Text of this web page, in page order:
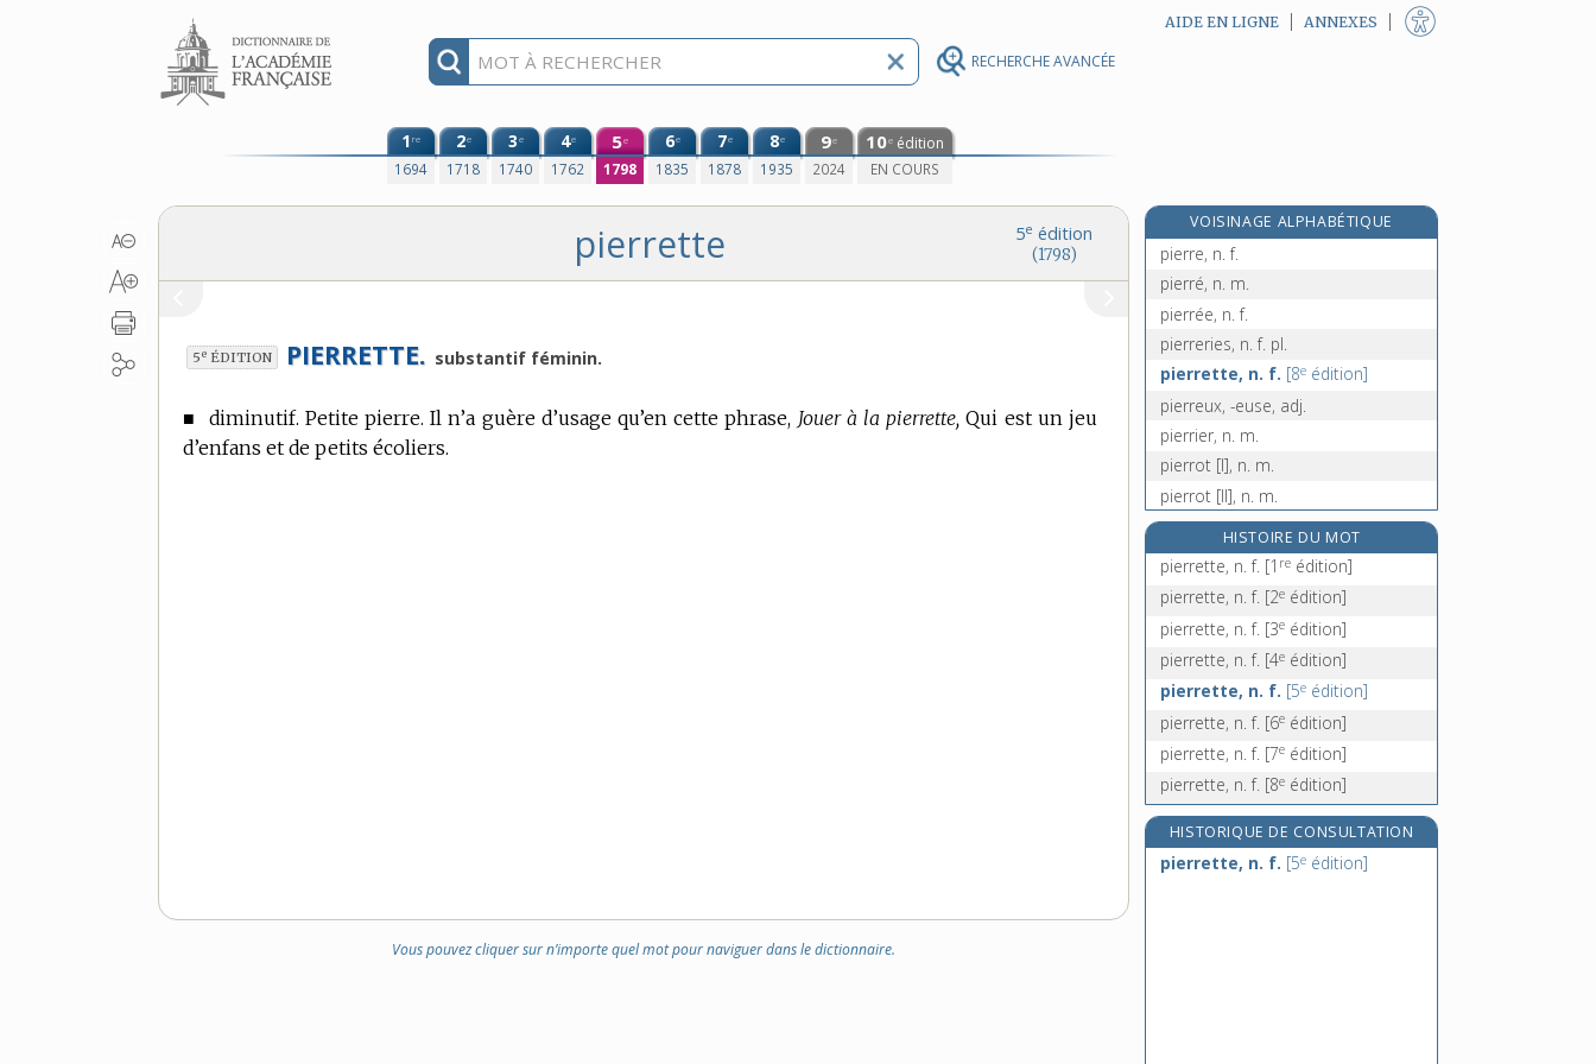
RECHERCHE AVANCÉE
Aller au contenu AIDE EN LIGNE ANNEXES
1re
1694
2e
1718
3e
1740
4e
1762
5e
1798
6e
1835
7e
1878
8e
1935
9e
2024
10e édition
EN COURS
5e édition
(1798)
pierrette
5e ÉDITION PIERRETTE. substantif féminin.
■ diminutif. Petite pierre. Il n’a guère d’usage qu’en cette phrase, Jouer à la pierrette, Qui est un jeu
d’enfans et de petits écoliers.
Vous pouvez cliquer sur n’importe quel mot pour naviguer dans le dictionnaire.
VOISINAGE ALPHABÉTIQUE
pierraille, n. f.
pierre, n. f.
pierré, n. m.
pierrée, n. f.
pierreries, n. f. pl.
pierrette, n. f. [8e édition]
pierreux, -euse, adj.
pierrier, n. m.
pierrot [I], n. m.
pierrot [II], n. m.
pierrures, n. f. pl.
piéta, n. f.
pietà, n. f. inv.
piété, n. f.
HISTOIRE DU MOT
pierrette, n. f. [1 re édition]
pierrette, n. f. [2e édition]
pierrette, n. f. [3e édition]
pierrette, n. f. [4e édition]
pierrette, n. f. [5e édition]
pierrette, n. f. [6e édition]
pierrette, n. f. [7e édition]
pierrette, n. f. [8e édition]
HISTORIQUE DE CONSULTATION
pierrette, n. f. [5e édition]